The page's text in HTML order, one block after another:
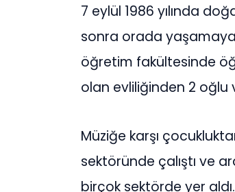
7 eylül 1986 yılında
sonra orada
öğretim fakültesinde
olan evliliğinden 2 oğlu
Müziğe karşı
sektöründe çalıştı ve
birçok sektörde yer aldı.